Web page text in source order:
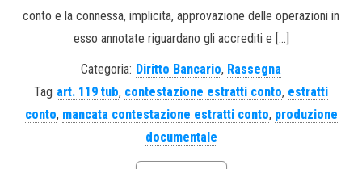
conto e la connessa, implicita, approvazione delle operazioni in
esso annotate riguardano gli accrediti e […]
Categoria: Diritto Bancario, Rassegna
Tag art. 119 tub, contestazione estratti conto, estratti
conto, mancata contestazione estratti conto, produzione
documentale